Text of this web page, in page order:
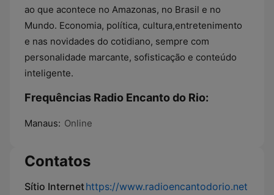
ao que acontece no Amazonas, no Brasil e no
Mundo. Economia, política, cultura,entretenimento
e nas novidades do cotidiano, sempre com
personalidade marcante, sofisticação e conteúdo
inteligente.
Frequências Radio Encanto do Rio:
Manaus: Online
Contatos
Sítio Internethttps://www.radioencantodorio.net